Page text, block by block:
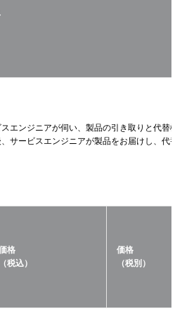
エンジニアが伺い、製品の引き取りと代替機
サービスエンジニアが製品をお届けし、代替
格
（税込）
価格
（税別）